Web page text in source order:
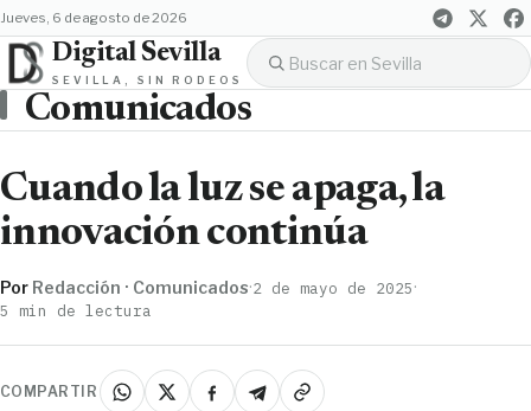
jueves, 6 de agosto de 2026
Digital Sevilla
SEVILLA, SIN RODEOS
Comunicados
Cuando la luz se apaga, la
innovación continúa
Por Redacción · Comunicados·2 de mayo de 2025·
5 min de lectura
COMPARTIR